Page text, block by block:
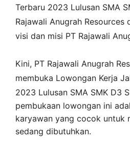
Terbaru 2023 Lulusan SMA
Rajawali Anugrah Resources
visi dan misi PT Rajawali
Kini, PT Rajawali Anugrah
membuka Lowongan Kerja
2023 Lulusan SMA SMK D3
pembukaan lowongan ini
karyawan yang cocok untuk
sedang dibutuhkan.